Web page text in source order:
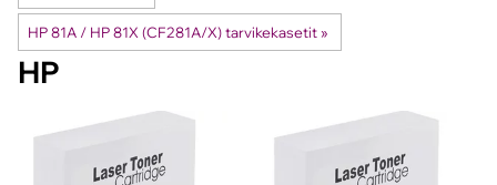
HP 81A / HP 81X (CF281A/X) tarvikekasetit ‪»
HP